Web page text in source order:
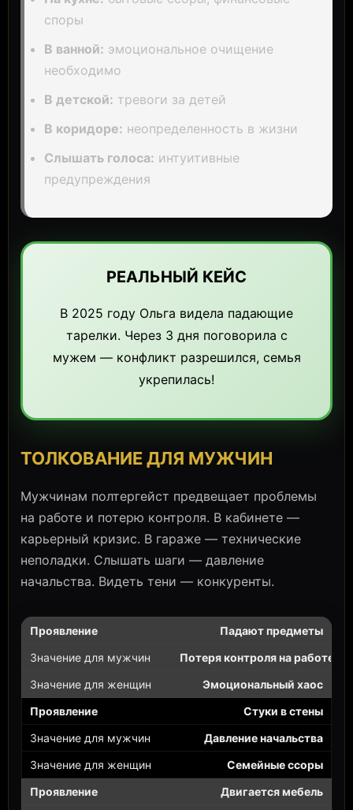
споры
В ванной: эмоциональное очищение
необходимо
В детской: тревоги за детей
В коридоре: неопределенность в жизни
Слышать голоса: интуитивные
предупреждения
РЕАЛЬНЫЙ КЕЙС
В 2025 году Ольга видела падающие
тарелки. Через 3 дня поговорила с
мужем — конфликт разрешился, семья
укрепилась!
ТОЛКОВАНИЕ ДЛЯ МУЖЧИН
Мужчинам полтергейст предвещает проблемы
на работе и потерю контроля. В кабинете —
карьерный кризис. В гараже — технические
неполадки. Слышать шаги — давление
начальства. Видеть тени — конкуренты.
Падают предметы
Потеря контроля на работе
Эмоциональный хаос
Стуки в стены
Давление начальства
Семейные ссоры
Двигается мебель